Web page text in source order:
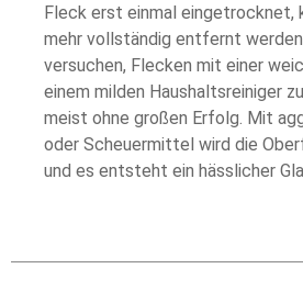
Fleck erst einmal eingetrocknet,
mehr vollständig entfernt
versuchen, Flecken mit einer
einem milden Haushaltsreiniger
meist ohne großen Erfolg. Mit
oder Scheuermittel wird die
und es entsteht ein hässlicher